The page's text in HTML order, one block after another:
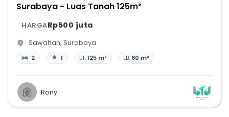
Surabaya - Luas Tanah 125m²
HARGARp500 juta
Sawahan, Surabaya
2 1 LT:125 m² LB: 80 m²
Rony